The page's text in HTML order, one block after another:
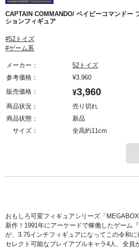
CAPTAIN COMMANDO/ ベイビーコマンドー
ションフィギュア
#52トイズ
#ゲーム系
メーカー：
52トイズ
参考価格：
¥3,960
販売価格：
¥3,960
商品状況：
売り切れ
商品状態：
新品
サイズ：
全高約11cm
おもしろ可変フィギュアシリーズ「
新作！1991年にアーケードで稼働したゲーム
が、3.75インチフィギュアになってこの令和
セレクト可能なプレイアブルキャラ4人、全員